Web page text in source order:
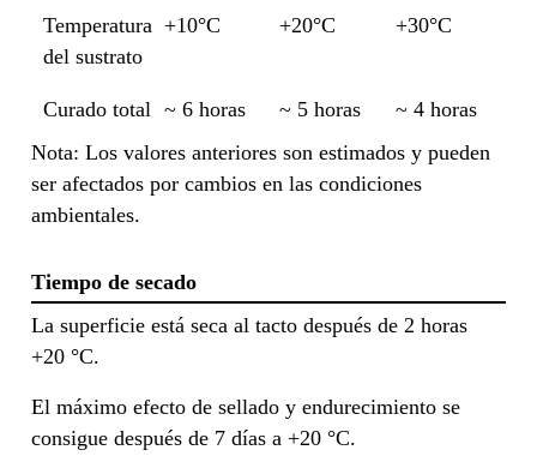
Temperatura
del sustrato
+10°C +20°C +30°C
Curado total ~ 6 horas ~ 5 horas
~ 4 horas
Nota: Los valores anteriores son estimados y pueden
ser afectados por cambios en las condiciones
ambientales.
Tiempo de secado
La superficie está seca al tacto después de 2 horas
+20 °C.
El máximo efecto de sellado y endurecimiento se
consigue después de 7 días a +20 °C.